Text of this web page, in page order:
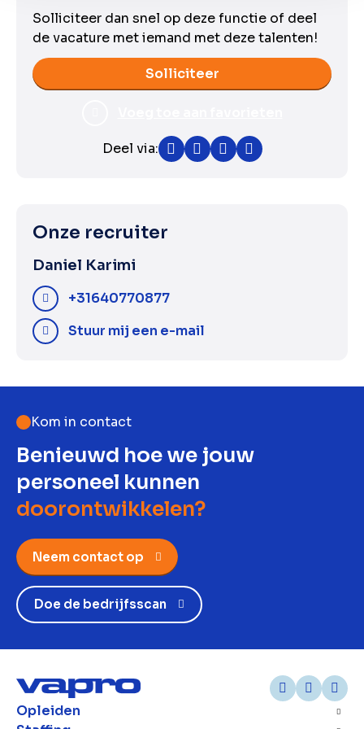
Solliciteer dan snel op deze functie of deel
de vacature met iemand met deze talenten!
Deel via: Facebook
TwitterLinkedInWhatsApp
Solliciteer
Onze recruiter
Daniel Karimi
+31640770877
Stuur mij een e-mail
Kom in contact
Benieuwd hoe we jouw
personeel kunnen
doorontwikkelen?
Neem contact op
Doe de bedrijfsscan
Opleiden